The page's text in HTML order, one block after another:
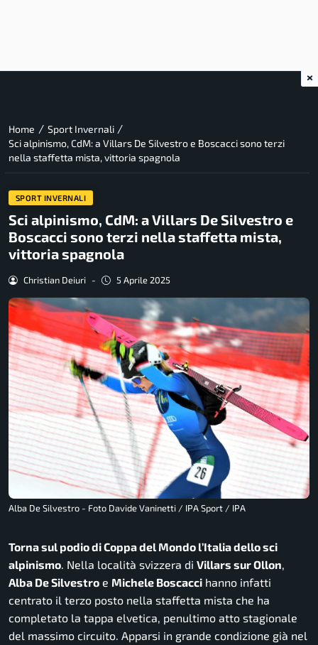
Home / Sport Invernali /
Sci alpinismo, CdM: a Villars De Silvestro e Boscacci sono terzi
nella staffetta mista, vittoria spagnola
SPORT INVERNALI
Sci alpinismo, CdM: a Villars De Silvestro e
Boscacci sono terzi nella staffetta mista,
vittoria spagnola
Christian Deiuri - 5 Aprile 2025
Alba De Silvestro - Foto Davide Vaninetti / IPA Sport / IPA
Torna sul podio di Coppa del Mondo l’Italia dello sci
alpinismo. Nella località svizzera di Villars sur Ollon,
Alba De Silvestro e Michele Boscacci hanno infatti
centrato il terzo posto nella staffetta mista che ha
completato la tappa elvetica, penultimo atto stagionale
del massimo circuito. Apparsi in grande condizione già nel
×